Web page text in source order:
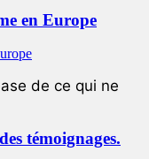
en Europe
de ce qui ne
témoignages.